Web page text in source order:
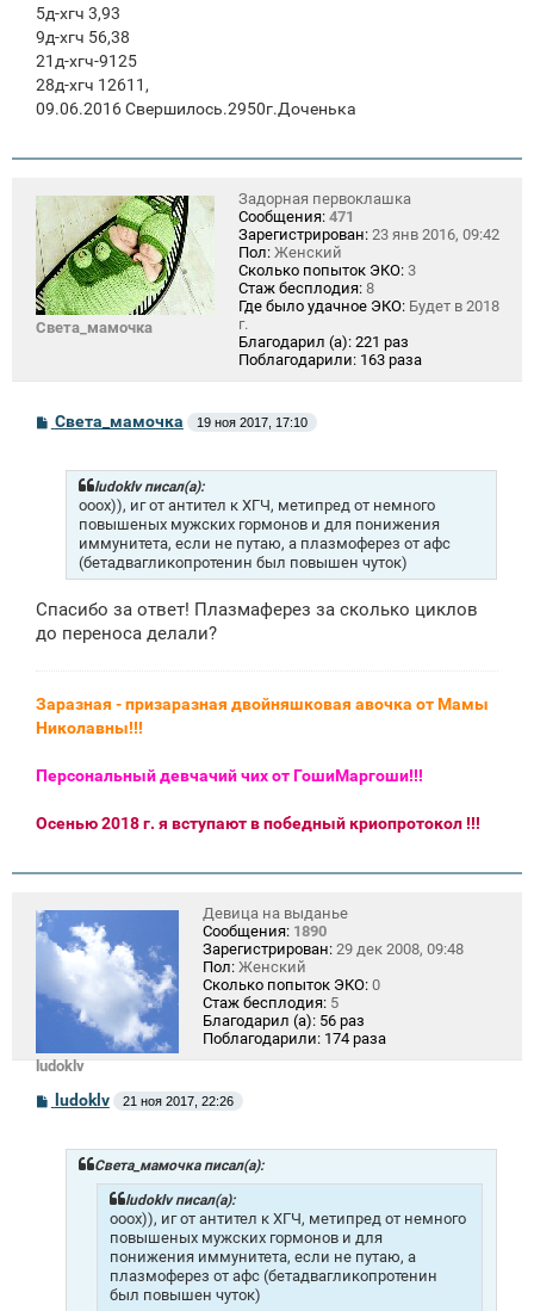
5д-хгч 3,93
9д-хгч 56,38
21д-хгч-9125
28д-хгч 12611,
09.06.2016 Свершилось.2950г.Доченька
Света_мамочка
Задорная первоклашка
Сообщения: 471
Зарегистрирован: 23 янв 2016, 09:42
Пол: Женский
Сколько попыток ЭКО: 3
Стаж бесплодия: 8
Где было удачное ЭКО: Будет в 2018
г.
Благодарил (а): 221 раз
Поблагодарили: 163 раза
С
о
Света_мамочка 19 ноя 2017, 17:10
ludoklv писал(а):
ооох)), иг от антител к ХГЧ, метипред от немного
повышеных мужских гормонов и для понижения
иммунитета, если не путаю, а плазмоферез от афс
(бетадвагликопротенин был повышен чуток)
Спасибо за ответ! Плазмаферез за сколько циклов
до переноса делали?
Заразная - призаразная двойняшковая авочка от Мамы
Николавны!!!
Персональный девчачий чих от ГошиМаргоши!!!
Осенью 2018 г. я вступают в победный криопротокол !!!
ludoklv
Девица на выданье
Сообщения: 1890
Зарегистрирован: 29 дек 2008, 09:48
Пол: Женский
Сколько попыток ЭКО: 0
Стаж бесплодия: 5
Благодарил (а): 56 раз
Поблагодарили: 174 раза
С
о
ludoklv 21 ноя 2017, 22:26
Света_мамочка писал(а):
ludoklv писал(а):
ооох)), иг от антител к ХГЧ, метипред от немного
повышеных мужских гормонов и для
понижения иммунитета, если не путаю, а
плазмоферез от афс (бетадвагликопротенин
был повышен чуток)